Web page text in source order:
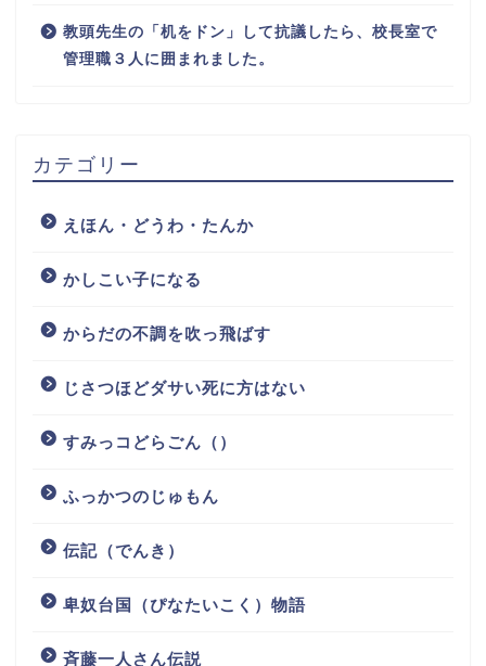
教頭先生の「机をドン」して抗議したら、校長室で
管理職３人に囲まれました。
カテゴリー
えほん・どうわ・たんか
かしこい子になる
からだの不調を吹っ飛ばす
じさつほどダサい死に方はない
すみっコどらごん（）
ふっかつのじゅもん
伝記（でんき）
卑奴台国（ぴなたいこく）物語
斉藤一人さん伝説